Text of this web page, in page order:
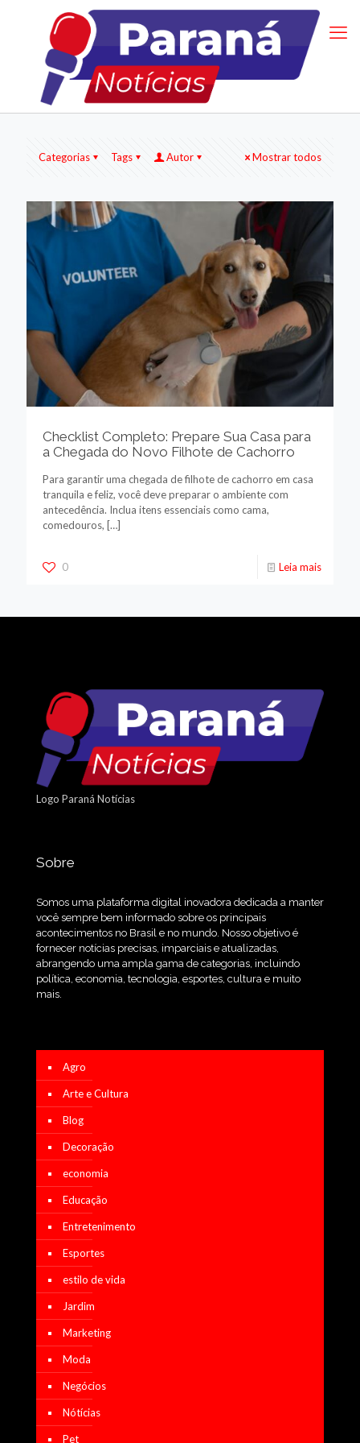
Categorias Tags Autor Mostrar todos
Checklist Completo: Prepare Sua Casa para
a Chegada do Novo Filhote de Cachorro
Para garantir uma chegada de filhote de cachorro em casa
tranquila e feliz, você deve preparar o ambiente com
antecedência. Inclua itens essenciais como cama,
comedouros, […]
0 Leia mais
Logo Paraná Notícias
Sobre
Somos uma plataforma digital inovadora dedicada a manter
você sempre bem informado sobre os principais
acontecimentos no Brasil e no mundo. Nosso objetivo é
fornecer notícias precisas, imparciais e atualizadas,
abrangendo uma ampla gama de categorias, incluindo
política, economia, tecnologia, esportes, cultura e muito
mais.
Agro
Arte e Cultura
Blog
Decoração
economia
Educação
Entretenimento
Esportes
estilo de vida
Jardim
Marketing
Moda
Negócios
Nótícias
Pet